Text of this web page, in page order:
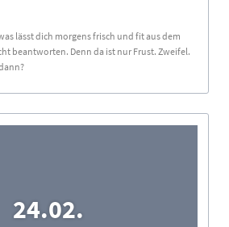
lässt dich morgens frisch und fit aus dem
beantworten. Denn da ist nur Frust. Zweifel.
24.02.